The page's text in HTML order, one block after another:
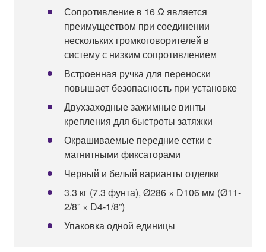
Сопротивление в 16 Ω является
преимуществом при соединении
нескольких громкоговорителей в
систему с низким сопротивлением
Встроенная ручка для переноски
повышает безопасность при установке
Двухзаходные зажимные винты
крепления для быстроты затяжки
Окрашиваемые передние сетки с
магнитными фиксаторами
Черный и белый варианты отделки
3.3 кг (7.3 фунта), Ø286 × D106 мм (Ø11-
2/8” × D4-1/8”)
Упаковка одной единицы